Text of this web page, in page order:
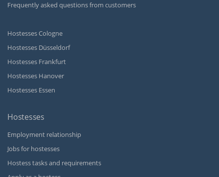
Frequently asked questions from customers
Hostesses Cologne
Hostesses Düsseldorf
Hostesses Frankfurt
Hostesses Hanover
Hostesses Essen
Hostesses
Employment relationship
Jobs for hostesses
Hostess tasks and requirements